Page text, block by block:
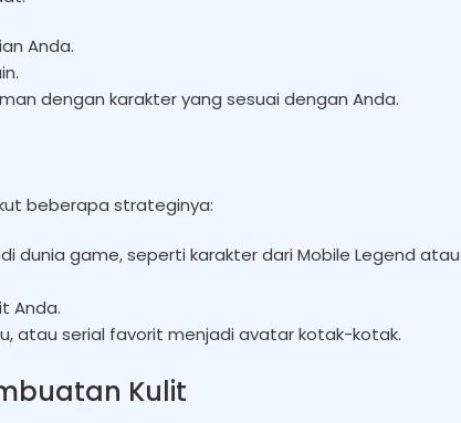
Anda.
dengan karakter yang sesuai dengan Anda.
beberapa strateginya:
dunia game, seperti karakter dari Mobile Legend atau
Anda.
atau serial favorit menjadi avatar kotak-kotak.
Kulit